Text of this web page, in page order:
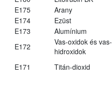
E175
Arany
E174
Ezüst
E173
Alumínium
E172
Vas-oxidok és vas-
hidroxidok
E171
Titán-dioxid